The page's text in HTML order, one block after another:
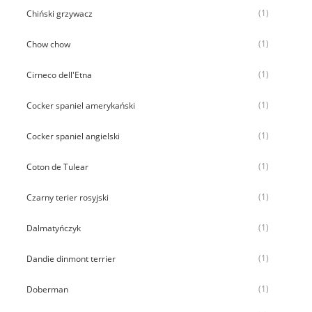
Chiński grzywacz (1)
Chow chow (1)
Cirneco dell'Etna (1)
Cocker spaniel amerykański (1)
Cocker spaniel angielski (1)
Coton de Tulear (1)
Czarny terier rosyjski (1)
Dalmatyńczyk (1)
Dandie dinmont terrier (1)
Doberman (1)